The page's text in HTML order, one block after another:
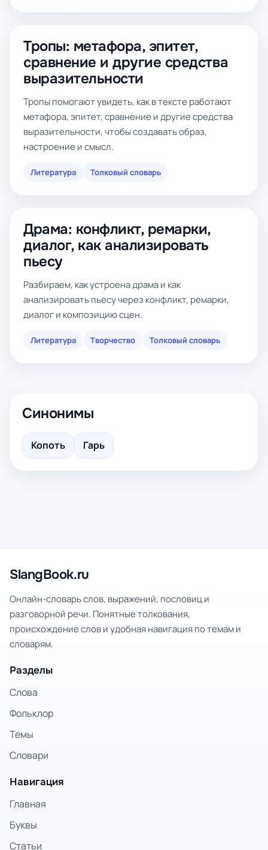
Тропы: метафора, эпитет,
сравнение и другие средства
выразительности
Тропы помогают увидеть, как в тексте работают
метафора, эпитет, сравнение и другие средства
выразительности, чтобы создавать образ,
настроение и смысл.
Литература Толковый словарь
Драма: конфликт, ремарки,
диалог, как анализировать
пьесу
Разбираем, как устроена драма и как
анализировать пьесу через конфликт, ремарки,
диалог и композицию сцен.
Литература Творчество Толковый словарь
Синонимы
Копоть Гарь
SlangBook.ru
Онлайн-словарь слов, выражений, пословиц и
разговорной речи. Понятные толкования,
происхождение слов и удобная навигация по темам и
словарям.
Разделы
Слова
Фольклор
Темы
Словари
Навигация
Главная
Буквы
Статьи